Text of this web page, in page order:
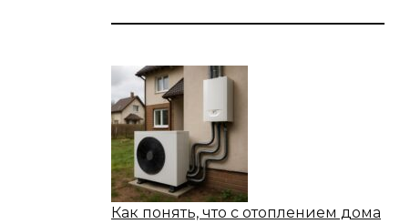
Как понять, что с отоплением дома